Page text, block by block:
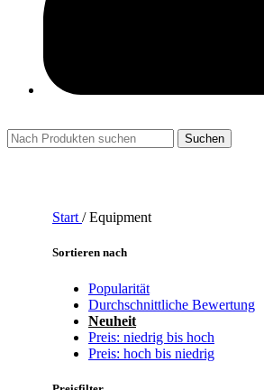
Suchen
Start / Equipment
Sortieren nach
Popularität
Durchschnittliche Bewertung
Neuheit
Preis: niedrig bis hoch
Preis: hoch bis niedrig